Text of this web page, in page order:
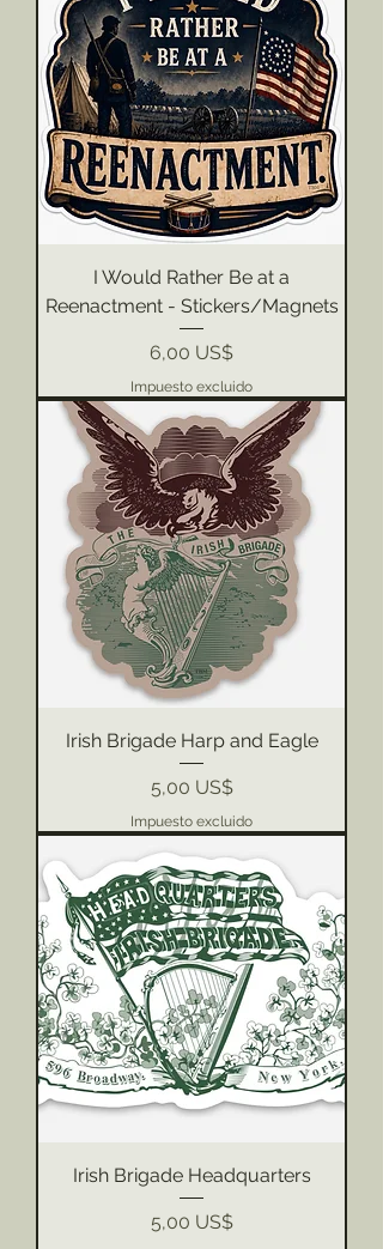
I Would Rather Be at a
Reenactment - Stickers/Magnets
Precio
6,00 US$
Impuesto excluido
Irish Brigade Harp and Eagle
Precio
5,00 US$
Impuesto excluido
Irish Brigade Headquarters
Precio
5,00 US$